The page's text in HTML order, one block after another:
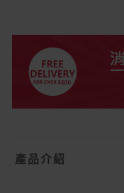
產品介紹